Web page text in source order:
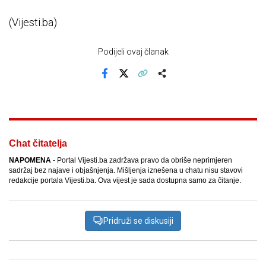
(Vijesti.ba)
Podijeli ovaj članak
Chat čitatelja
NAPOMENA - Portal Vijesti.ba zadržava pravo da obriše neprimjeren
sadržaj bez najave i objašnjenja. Mišljenja iznešena u chatu nisu stavovi
redakcije portala Vijesti.ba. Ova vijest je sada dostupna samo za čitanje.
Pridruži se diskusiji